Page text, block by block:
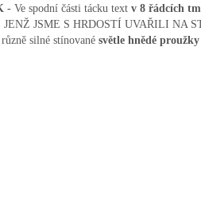
- Ve spodní části tácku text v 8 řádcích
JSME S HRDOSTÍ UVAŘILI NA
silné stínované světle hnědé proužky